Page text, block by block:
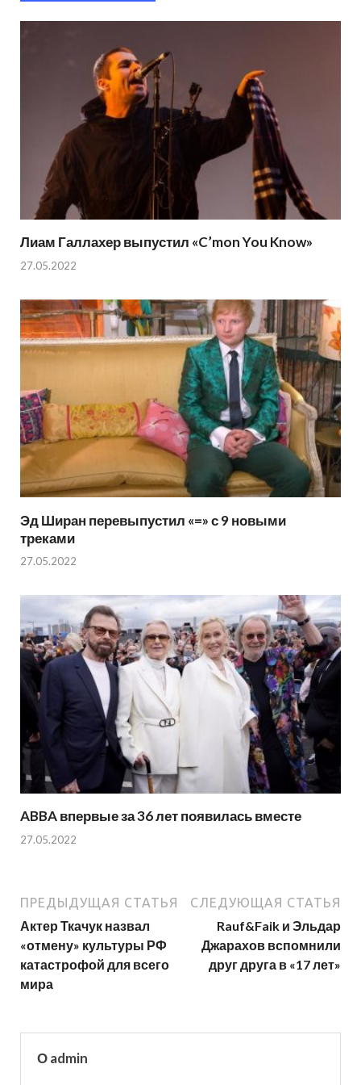
Лиам Галлахер выпустил «C’mon You Know»
27.05.2022
Эд Ширан перевыпустил «=» с 9 новыми
треками
27.05.2022
ABBA впервые за 36 лет появилась вместе
27.05.2022
ПРЕДЫДУЩАЯ СТАТЬЯ
Актер Ткачук назвал
«отмену» культуры РФ
катастрофой для всего
мира
СЛЕДУЮЩАЯ СТАТЬЯ
Rauf&Faik и Эльдар
Джарахов вспомнили
друг друга в «17 лет»
О admin